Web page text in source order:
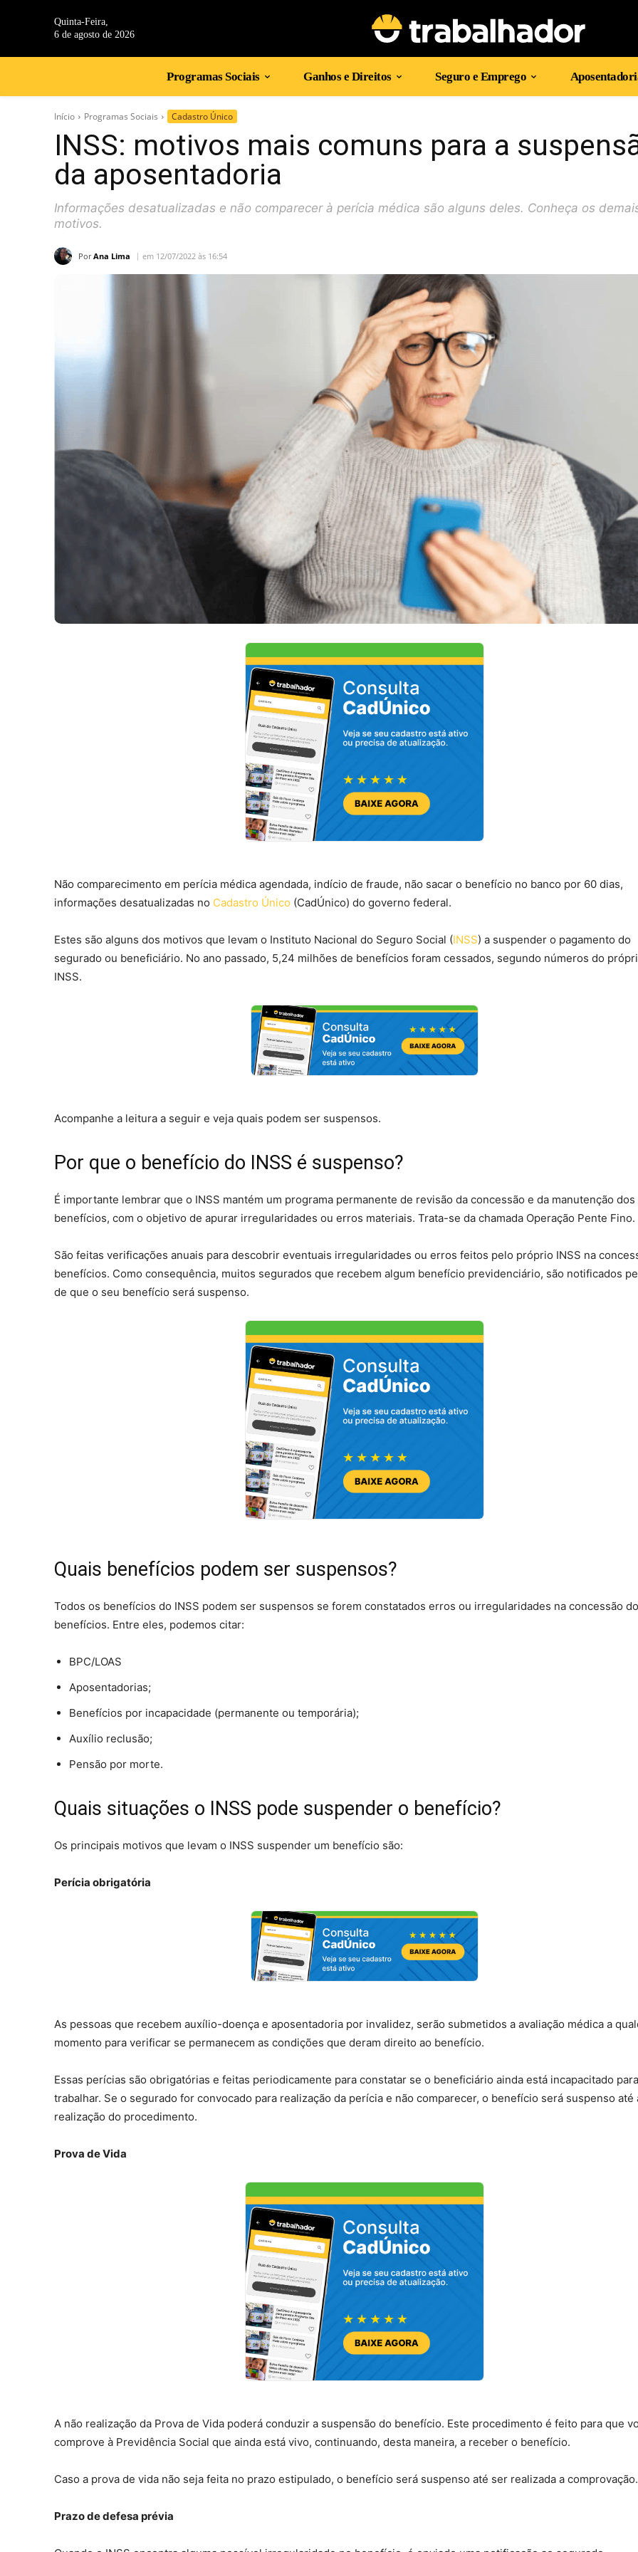
Quinta-Feira,
6 de agosto de 2026
Programas Sociais Ganhos e Direitos Seguro e Emprego
Início Programas Sociais Cadastro Único
INSS: motivos mais comuns para a
da aposentadoria
Informações desatualizadas e não comparecer à perícia médica são alguns deles. Conheça os
motivos.
Por Ana Lima em 12/07/2022 às 16:54
Não comparecimento em perícia médica agendada, indício de fraude, não sacar o benefício no banco por 60 dias,
informações desatualizadas no Cadastro Único (CadÚnico) do governo federal.
Estes são alguns dos motivos que levam o Instituto Nacional do Seguro Social (INSS) a suspender o pagamento do
segurado ou beneficiário. No ano passado, 5,24 milhões de benefícios foram cessados, segundo números do
INSS.
Acompanhe a leitura a seguir e veja quais podem ser suspensos.
Por que o benefício do INSS é suspenso?
É importante lembrar que o INSS mantém um programa permanente de revisão da concessão e da manutenção dos
benefícios, com o objetivo de apurar irregularidades ou erros materiais. Trata-se da chamada Operação Pente Fino.
São feitas verificações anuais para descobrir eventuais irregularidades ou erros feitos pelo próprio INSS na
benefícios. Como consequência, muitos segurados que recebem algum benefício previdenciário, são notificados
de que o seu benefício será suspenso.
Quais benefícios podem ser suspensos?
Todos os benefícios do INSS podem ser suspensos se forem constatados erros ou irregularidades na concessão
benefícios. Entre eles, podemos citar:
BPC/LOAS
Aposentadorias;
Benefícios por incapacidade (permanente ou temporária);
Auxílio reclusão;
Pensão por morte.
Quais situações o INSS pode suspender o benefício?
Os principais motivos que levam o INSS suspender um benefício são:
Perícia obrigatória
As pessoas que recebem auxílio-doença e aposentadoria por invalidez, serão submetidos a avaliação médica a
momento para verificar se permanecem as condições que deram direito ao benefício.
Essas perícias são obrigatórias e feitas periodicamente para constatar se o beneficiário ainda está incapacitado para
trabalhar. Se o segurado for convocado para realização da perícia e não comparecer, o benefício será suspenso até
realização do procedimento.
Prova de Vida
A não realização da Prova de Vida poderá conduzir a suspensão do benefício. Este procedimento é feito para que
comprove à Previdência Social que ainda está vivo, continuando, desta maneira, a receber o benefício.
Caso a prova de vida não seja feita no prazo estipulado, o benefício será suspenso até ser realizada a comprovação.
Prazo de defesa prévia